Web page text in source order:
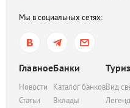
Мы в социальных сетях:
Главное
Новости
Статьи
Банки
Каталог банков
Вклады
Вид